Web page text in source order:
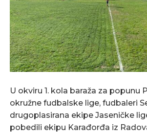
U okviru 1. kola baraža za popunu
okružne fudbalske lige, fudbaleri
drugoplasirana ekipe Jaseničke
pobedili ekipu Karađorđa iz